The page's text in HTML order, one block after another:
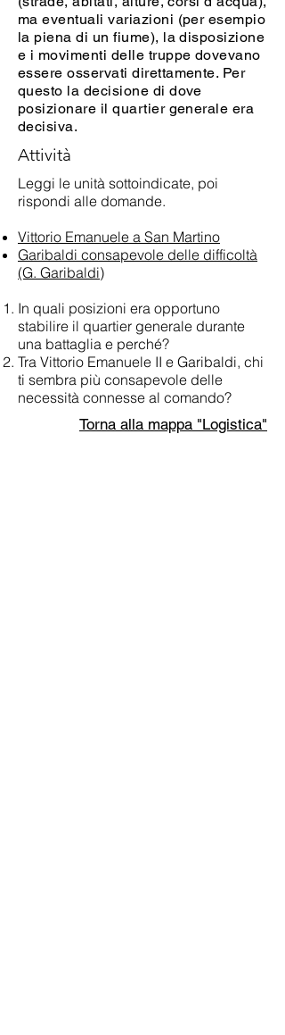
ma eventuali variazioni (per esempio
la piena di un fiume), la disposizione
e i movimenti delle truppe dovevano
essere osservati direttamente. Per
questo la decisione di dove
posizionare il quartier generale era
decisiva.
Attività
Leggi le unità sottoindicate, poi
rispondi alle domande.
Vittorio Emanuele a San Martino
Garibaldi consapevole delle difficoltà
(G. Garibaldi)
In quali posizioni era opportuno
stabilire il quartier generale durante
una battaglia e perché?
Tra Vittorio Emanuele II e Garibaldi, chi
ti sembra più consapevole delle
necessità connesse al comando?
Torna alla mappa "Logistica"